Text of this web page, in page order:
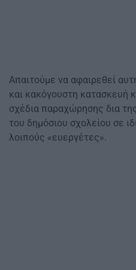
Απαιτούμε να αφαιρεθεί
και κακόγουστη κατασκευή
σχέδια παραχώρησης δια
του δημόσιου σχολείου σε
λοιπούς «ευεργέτες».